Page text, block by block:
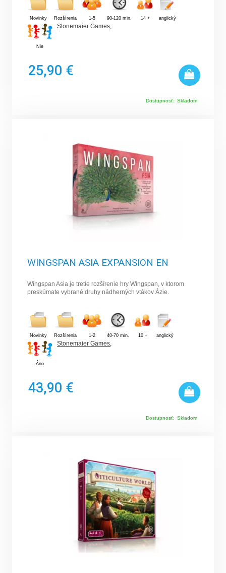
Novinky Rozšírenia 1-5 90-120 min. 14 + anglický
Nie
Stonemaier Games
25,90 €
Dostupnosť: Skladom
WINGSPAN ASIA EXPANSION EN
Wingspan Asia je tretie rozšírenie hry Wingspan, v ktorom
preskúmate vybrané druhy nádherných vtákov Ázie.
Novinky Rozšírenia 1-2 40-70 min. 10 + anglický
Áno
Stonemaier Games
43,90 €
Dostupnosť: Skladom